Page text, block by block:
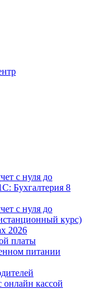
с нуля до
Бухгалтерия 8
с нуля до
курс)
2026
платы
питании
онлайн кассой